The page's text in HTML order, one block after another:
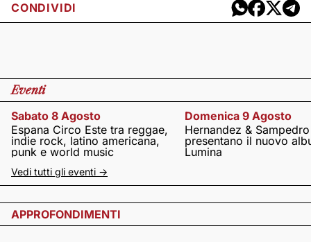
CONDIVIDI
Eventi
Sabato 8 Agosto
Espana Circo Este tra reggae,
indie rock, latino americana,
punk e world music
Domenica 9 Agosto
Hernandez & Sampedro
presentano il nuovo
Lumina
Vedi tutti gli eventi ->
APPROFONDIMENTI